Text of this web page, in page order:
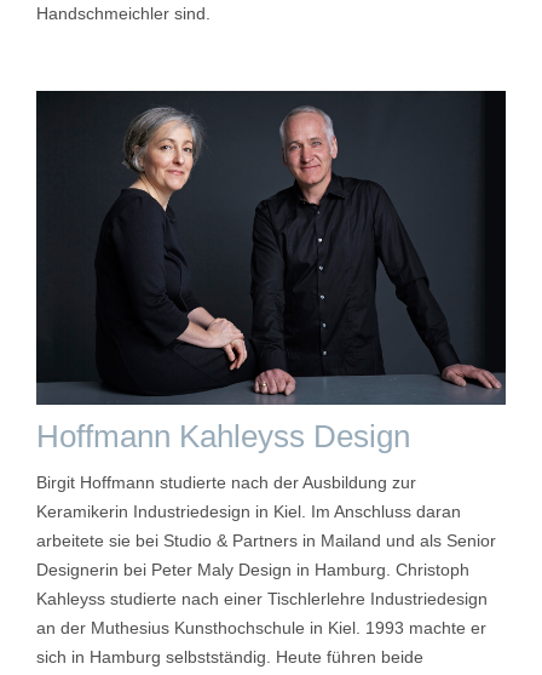
Handschmeichler sind.
Hoffmann Kahleyss Design
Birgit Hoffmann studierte nach der Ausbildung zur
Keramikerin Industriedesign in Kiel. Im Anschluss daran
arbeitete sie bei Studio & Partners in Mailand und als Senior
Designerin bei Peter Maly Design in Hamburg. Christoph
Kahleyss studierte nach einer Tischlerlehre Industriedesign
an der Muthesius Kunsthochschule in Kiel. 1993 machte er
sich in Hamburg selbstständig. Heute führen beide